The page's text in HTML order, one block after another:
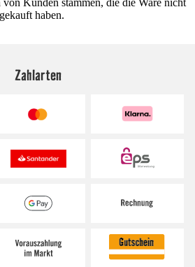
Kunden stammen, die die Ware nicht
haben.
Zahlarten